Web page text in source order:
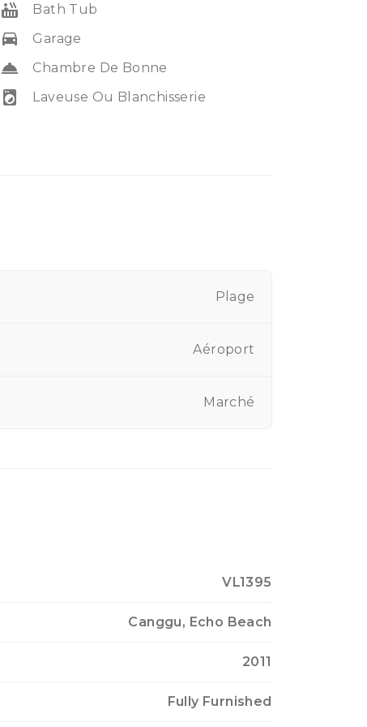
hot_tub Bath Tub
drive_eta Garage
room_service Chambre De Bonne
local_laundry_service Laveuse Ou Blanchisserie
Plage
Aéroport
Marché
VL1395
Canggu, Echo Beach
2011
Fully Furnished